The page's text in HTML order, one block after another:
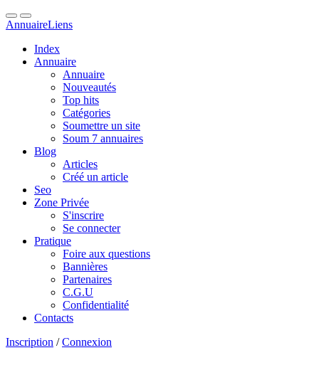
AnnuaireLiens
Index
Annuaire
Annuaire
Nouveautés
Top hits
Catégories
Soumettre un site
Soum 7 annuaires
Blog
Articles
Créé un article
Seo
Zone Privée
S'inscrire
Se connecter
Pratique
Foire aux questions
Bannières
Partenaires
C.G.U
Confidentialité
Contacts
Inscription /Connexion